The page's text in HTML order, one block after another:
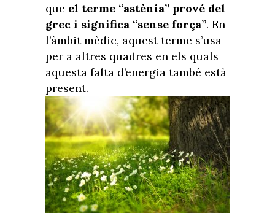
que el terme “astènia” prové del
grec i significa “sense força”. En
l’àmbit mèdic, aquest terme s’usa
per a altres quadres en els quals
aquesta falta d’energia també està
present.